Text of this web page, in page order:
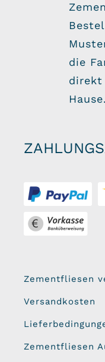
Zementfliesen
Versandkosten
Zementfliesen
die
direkt
Hause.